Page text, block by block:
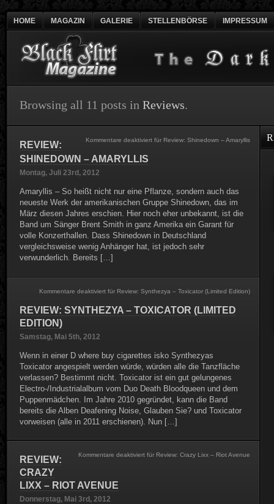
Browsing all 11 posts in Reviews.
Kommentare deaktiviert für Review: Shinedown – Amaryllis
REVIEW:
SHINEDOWN – AMARYLLIS
Montag, Juli 23rd, 2012
Amaryllis – So heißt nicht nur eine Pflanze, sondern auch das
neueste Werk der amerikanischen Gruppe Shinedown, das im
März diesen Jahres erschien. Hier noch eher unbekannt, ist die
Band um Sänger Brent Smith in ganz Amerika ein Garant für
volle Konzerthallen. Dass Shinedown in Deutschland
vergleichsweise wenig Anhänger hat, ist jedoch sehr
verwunderlich. Bereits […]
Kommentare deaktiviert für Review: Synthezya – Toxicator (Limited Edition)
REVIEW: SYNTHEZYA – TOXICATOR (LIMITED
EDITION)
Samstag, Mai 5th, 2012
Wenn in einer D where buy cigarettes isko Synthezyas
Toxicator angespielt werden würde, würden alle die Tanzfläche
verlassen? Bestimmt nicht. Toxicator ist ein gut gelungenes
Electro-/Industrialalbum vom Duo Death Bloodqueen und dem
Puppenmädchen. Im Jahre 2010 gegründet, kann die Band
bereits die Alben Deafening Noise, Glauben Sie? und Toxicator
vorweisen (alle in 2011 erschienen). Nun […]
Kommentare deaktiviert für Review: Crazy Lixx – Riot Avenue
REVIEW:
CRAZY
LIXX – RIOT AVENUE
Donnerstag, Mai 3rd, 2012
HOME MAGAZIN GALERIE STELLENBÖRSE IMPRESSUM